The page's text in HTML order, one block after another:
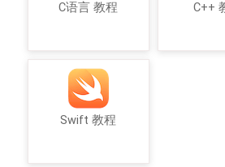
C语言 教程 C++
Swift 教程